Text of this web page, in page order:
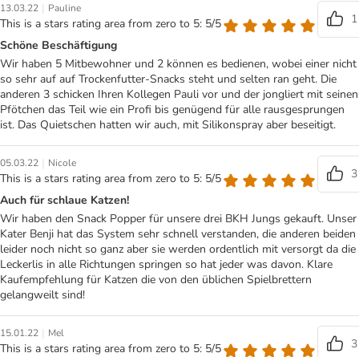
13.03.22 | Pauline
This is a stars rating area from zero to 5: 5/5
1
Schöne Beschäftigung
Wir haben 5 Mitbewohner und 2 können es bedienen, wobei einer nicht
so sehr auf auf Trockenfutter-Snacks steht und selten ran geht. Die
anderen 3 schicken Ihren Kollegen Pauli vor und der jongliert mit seinen
Pfötchen das Teil wie ein Profi bis genügend für alle rausgesprungen
ist. Das Quietschen hatten wir auch, mit Silikonspray aber beseitigt.
05.03.22 | Nicole
This is a stars rating area from zero to 5: 5/5
3
Auch für schlaue Katzen!
Wir haben den Snack Popper für unsere drei BKH Jungs gekauft. Unser
Kater Benji hat das System sehr schnell verstanden, die anderen beiden
leider noch nicht so ganz aber sie werden ordentlich mit versorgt da die
Leckerlis in alle Richtungen springen so hat jeder was davon. Klare
Kaufempfehlung für Katzen die von den üblichen Spielbrettern
gelangweilt sind!
15.01.22 | Mel
This is a stars rating area from zero to 5: 5/5
3